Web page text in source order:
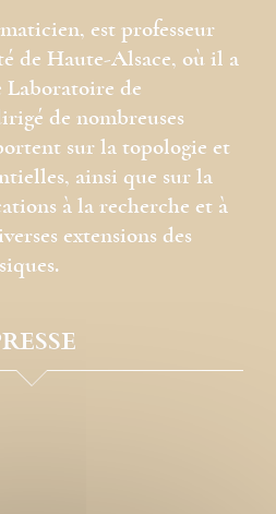
est professeur
de Haute-Alsace, où il a
Laboratoire de
de nombreuses
sur la topologie et
ainsi que sur la
à la recherche et à
extensions des